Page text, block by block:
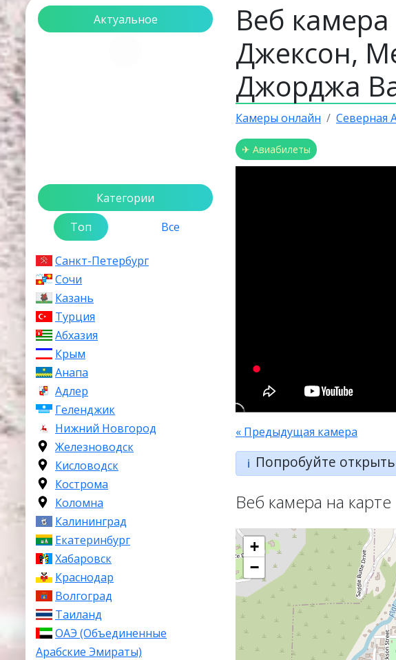
Актуальное
Категории
Топ
Все
Санкт-Петербург
Сочи
Казань
Турция
Абхазия
Крым
Анапа
Адлер
Геленджик
Нижний Новгород
Железноводск
Кисловодск
Кострома
Коломна
Калининград
Екатеринбург
Хабаровск
Краснодар
Волгоград
Таиланд
ОАЭ (Объединенные
Арабские Эмираты)
Веб
Джексон,
Джорджа
Камеры онлайн Северная
✈ Авиабилеты
« Предыдущая камера
ℹ️ Попробуйте
Веб камера на карте
+
−